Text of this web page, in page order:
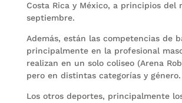
Costa Rica y México, a principios del
septiembre.
Además, están las competencias de
principalmente en la profesional
realizan en un solo coliseo (Arena
pero en distintas categorías y género.
Los otros deportes, principalmente